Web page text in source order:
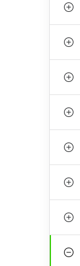
r
n
n
p
e
o
i